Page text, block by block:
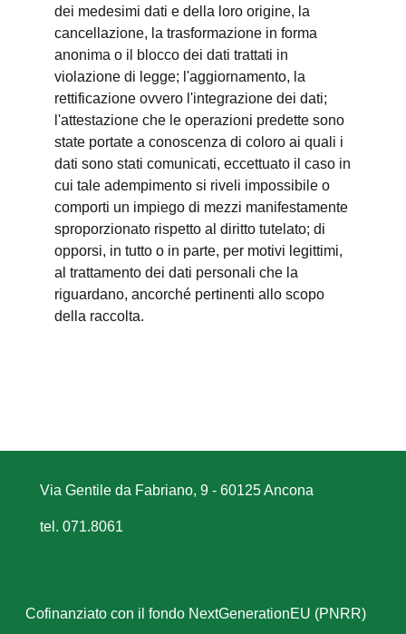
dei medesimi dati e della loro origine, la
cancellazione, la trasformazione in forma
anonima o il blocco dei dati trattati in
violazione di legge; l'aggiornamento, la
rettificazione ovvero l'integrazione dei dati;
l'attestazione che le operazioni predette sono
state portate a conoscenza di coloro ai quali i
dati sono stati comunicati, eccettuato il caso in
cui tale adempimento si riveli impossibile o
comporti un impiego di mezzi manifestamente
sproporzionato rispetto al diritto tutelato; di
opporsi, in tutto o in parte, per motivi legittimi,
al trattamento dei dati personali che la
riguardano, ancorché pertinenti allo scopo
della raccolta.
Via Gentile da Fabriano, 9 - 60125 Ancona
tel. 071.8061
Cofinanziato con il fondo NextGenerationEU (PNRR)